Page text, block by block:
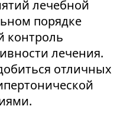
лечебной
порядке
контроль
лечения.
отличных